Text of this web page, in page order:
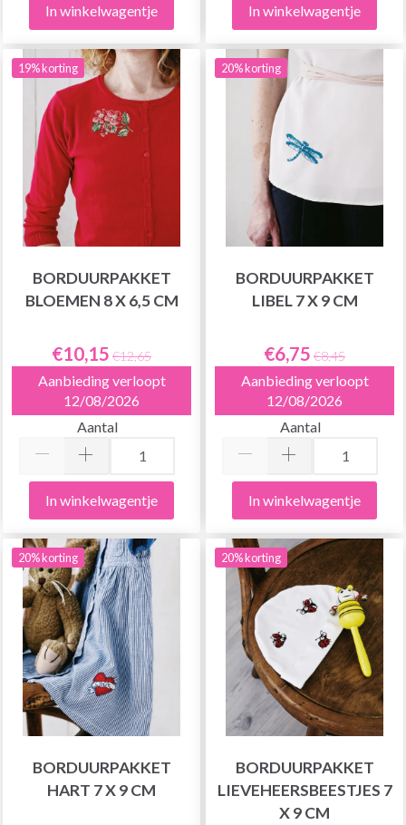
In winkelwagentje In winkelwagentje
19% korting
BORDUURPAKKET
BLOEMEN 8 X 6,5 CM
€10,15 €12,65
Aanbieding verloopt
12/08/2026
Aantal
In winkelwagentje
20% korting
BORDUURPAKKET
LIBEL 7 X 9 CM
€6,75 €8,45
Aanbieding verloopt
12/08/2026
Aantal
In winkelwagentje
20% korting
BORDUURPAKKET
HART 7 X 9 CM
20% korting
BORDUURPAKKET
LIEVEHEERSBEESTJES 7
X 9 CM